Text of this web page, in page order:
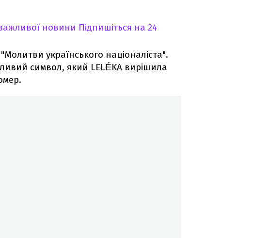
новини Підпишіться на 24
українського націоналіста".
символ, який LELÉKA вирішила